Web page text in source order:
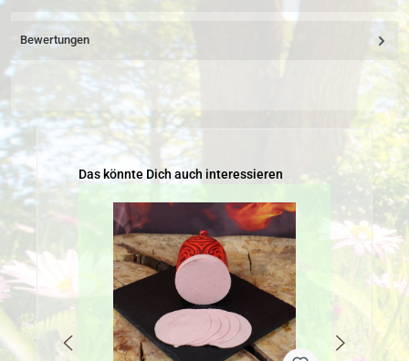
Bewertungen
Produktgalerie überspringen
Das könnte Dich auch interessieren